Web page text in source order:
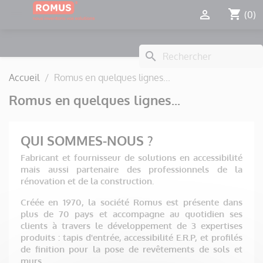
shopping_cart (0)

search
Accueil Romus en quelques lignes...
Romus en quelques lignes...
QUI SOMMES-NOUS ?
Fabricant et fournisseur de solutions en accessibilité
mais aussi partenaire des professionnels de la
rénovation et de la construction.
Créée en 1970, la société Romus est présente dans
plus de 70 pays et accompagne au quotidien ses
clients à travers le développement de 3 expertises
produits : tapis d'entrée, accessibilité E.R.P, et profilés
de finition pour la pose de revêtements de sols et
murs.
Panneau de gestion des cookies